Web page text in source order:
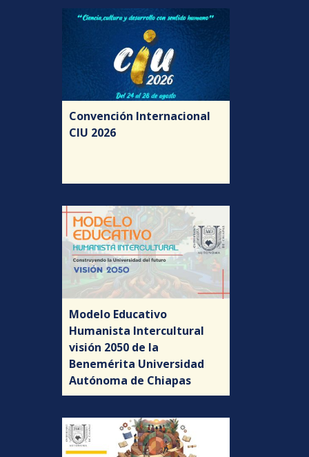
Convención Internacional
CIU 2026
Modelo Educativo
Humanista Intercultural
visión 2050 de la
Benemérita Universidad
Autónoma de Chiapas